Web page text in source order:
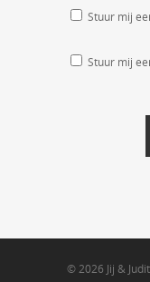
Stuur mij
Stuur mij
© 2026 Jij &